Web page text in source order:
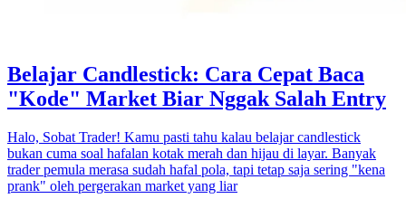
Belajar Candlestick: Cara Cepat Baca
"Kode" Market Biar Nggak Salah Entry
Halo, Sobat Trader! Kamu pasti tahu kalau belajar candlestick
bukan cuma soal hafalan kotak merah dan hijau di layar. Banyak
trader pemula merasa sudah hafal pola, tapi tetap saja sering "kena
prank" oleh pergerakan market yang liar